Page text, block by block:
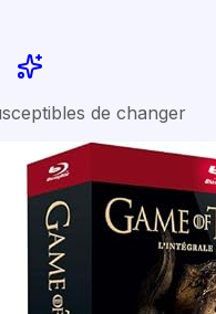
de changer